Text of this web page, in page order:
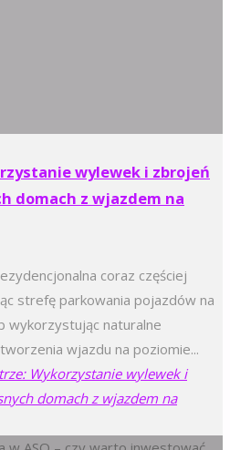
wylewek i zbrojeń
domach z wjazdem na
coraz częściej
strefę parkowania pojazdów na
wykorzystując naturalne
wjazdu na poziomie...
Wykorzystanie wylewek i
domach z wjazdem na